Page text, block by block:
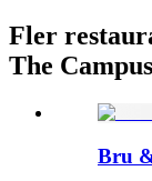
Fler
The Campus
Bru